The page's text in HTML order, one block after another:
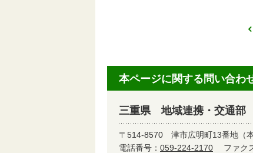
本ページに関する問い合わ
三重県 地域連携・交通
〒514-8570 津市広明町13番地（
電話番号： 059-224-2170 ファク